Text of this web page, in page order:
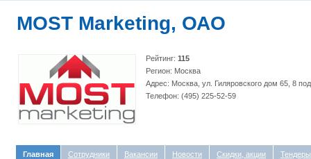
MOST Marketing, ОАО
Рейтинг: 115
Регион: Москва
Адрес: Москва, ул. Гиляровского дом 65, 8
Телефон: (495) 225-52-59
Главная Сотрудники Вакансии Новости Скидки, акции Тендеры